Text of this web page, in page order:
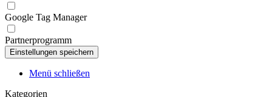
Google Tag Manager
Partnerprogramm
Menü schließen
Kategorien